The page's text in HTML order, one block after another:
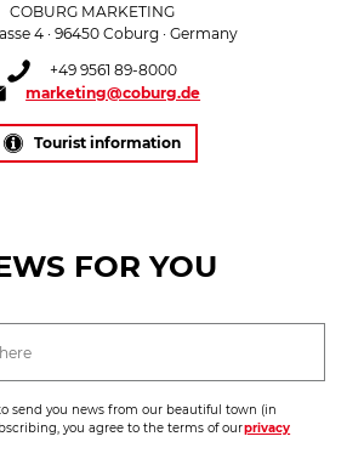
COBURG MARKETING
4 · 96450 Coburg · Germany
+49 9561 89-8000
marketing@coburg.de
Tourist information
FOR YOU
send you news from our beautiful town (in
you agree to the terms of ourprivacy